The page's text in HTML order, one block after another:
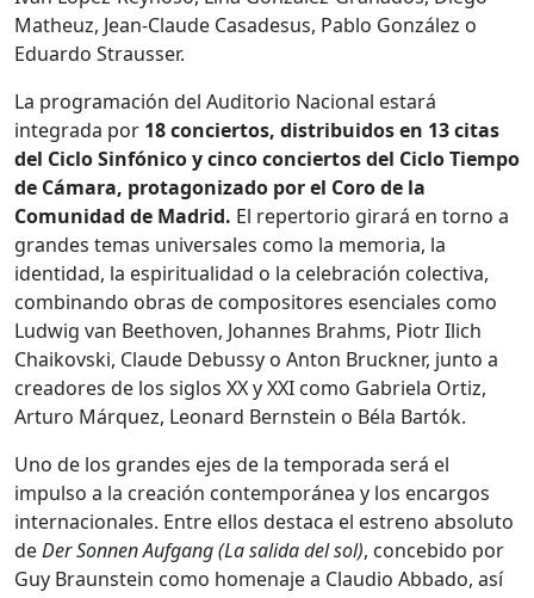
Matheuz, Jean-Claude Casadesus, Pablo González o
Eduardo Strausser.
La programación del Auditorio Nacional estará
integrada por 18 conciertos, distribuidos en 13 citas
del Ciclo Sinfónico y cinco conciertos del Ciclo Tiempo
de Cámara, protagonizado por el Coro de la
Comunidad de Madrid. El repertorio girará en torno a
grandes temas universales como la memoria, la
identidad, la espiritualidad o la celebración colectiva,
combinando obras de compositores esenciales como
Ludwig van Beethoven, Johannes Brahms, Piotr Ilich
Chaikovski, Claude Debussy o Anton Bruckner, junto a
creadores de los siglos XX y XXI como Gabriela Ortiz,
Arturo Márquez, Leonard Bernstein o Béla Bartók.
Uno de los grandes ejes de la temporada será el
impulso a la creación contemporánea y los encargos
internacionales. Entre ellos destaca el estreno absoluto
deDer Sonnen Aufgang (La salida del sol), concebido por
Guy Braunstein como homenaje a Claudio Abbado, así